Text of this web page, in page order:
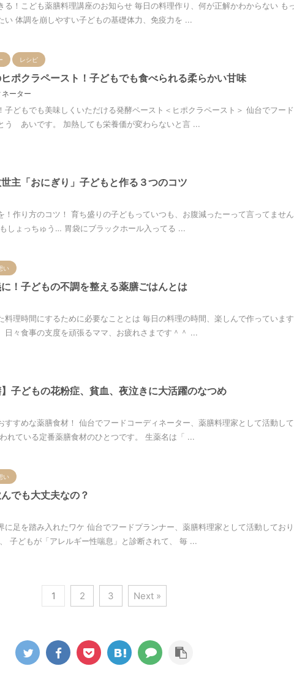
る！こども薬膳料理講座のお知らせ 毎日の料理作り、何が正解かわからない も
い 体調を崩しやすい子どもの基礎体力、免疫力を ...
レシピ
ポクラペースト！子どもでも食べられる柔らかい甘味
ーター
子どもでも美味しくいただける発酵ペースト＜ヒポクラペースト＞ 仙台でフー
う あいです。 加熱しても栄養価が変わらないと言 ...
主「おにぎり」子どもと作る３つのコツ
！作り方のコツ！ 育ち盛りの子どもっていつも、お腹減ったーって言ってませ
しょっちゅう… 胃袋にブラックホール入ってる ...
い
！子どもの不調を整える薬膳ごはんとは
料理時間にするために必要なこととは 毎日の料理の時間、楽しんで作っていま
日々食事の支度を頑張るママ、お疲れさまです＾＾ ...
】子どもの花粉症、貧血、夜泣きに大活躍のなつめ
すすめな薬膳食材！ 仙台でフードコーディネーター、薬膳料理家として活動
れている定番薬膳食材のひとつです。 生薬名は「 ...
い
でも大丈夫なの？
に足を踏み入れたワケ 仙台でフードプランナー、薬膳料理家として活動して
子どもが「アレルギー性喘息」と診断されて、 毎 ...
1 2 3 Next »